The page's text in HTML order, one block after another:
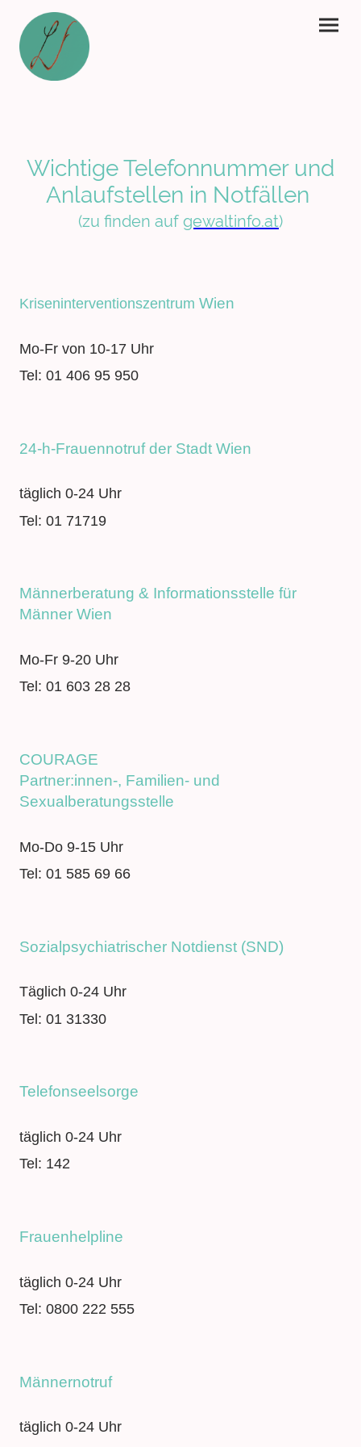
Wichtige Telefonnummer und
Anlaufstellen in Notfällen
(zu finden auf gewaltinfo.at)
Kriseninterventionszentrum Wien
Mo-Fr von 10-17 Uhr
Tel: 01 406 95 950
24-h-Frauennotruf der Stadt Wien
täglich 0-24 Uhr
Tel: 01 71719
Männerberatung & Informationsstelle für
Männer Wien
Mo-Fr 9-20 Uhr
Tel: 01 603 28 28
COURAGE
Partner:innen-, Familien- und
Sexualberatungsstelle
Mo-Do 9-15 Uhr
Tel: 01 585 69 66
Sozialpsychiatrischer Notdienst (SND)
Täglich 0-24 Uhr
Tel: 01 31330
Telefonseelsorge
täglich 0-24 Uhr
Tel: 142
Frauenhelpline
täglich 0-24 Uhr
Tel: 0800 222 555
Männernotruf
täglich 0-24 Uhr